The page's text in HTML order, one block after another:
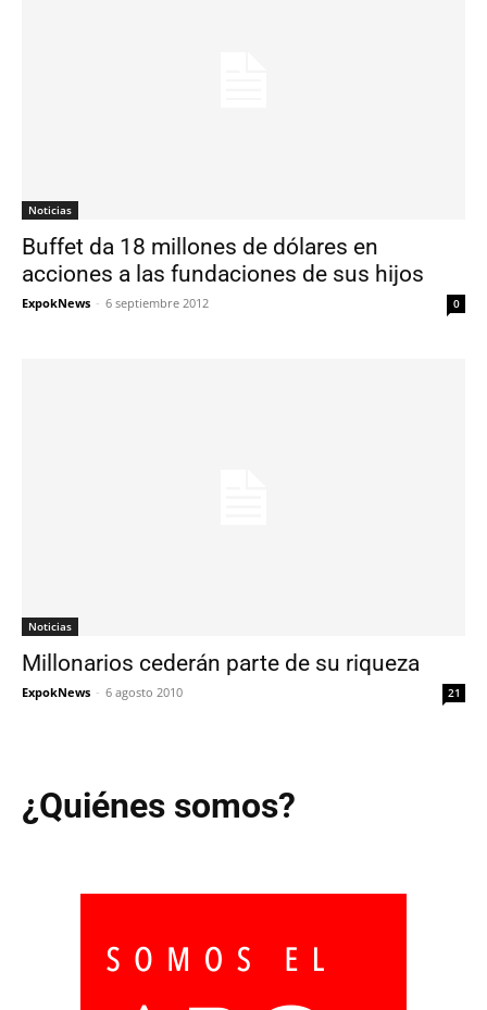
Noticias
Buffet da 18 millones de dólares en
acciones a las fundaciones de sus hijos
ExpokNews - 6 septiembre 2012 0
Noticias
Millonarios cederán parte de su riqueza
ExpokNews - 6 agosto 2010 21
¿Quiénes somos?